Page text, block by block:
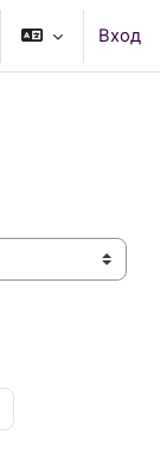
данныеВход
курса
5